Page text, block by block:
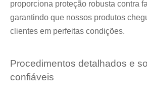
proporciona proteção robusta contra
garantindo que nossos produtos
clientes em perfeitas condições.
Procedimentos detalhados e
confiáveis